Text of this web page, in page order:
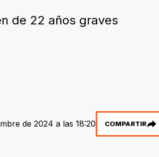
de 22 años graves
de 2024 a las 18:20 COMPARTIR